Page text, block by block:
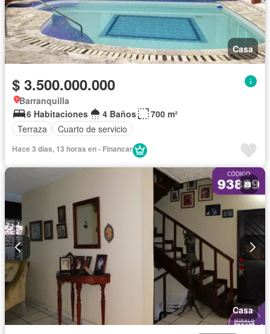
Casa
$ 3.500.000.000
Barranquilla
6 Habitaciones
4 Baños
700 m²
Terraza
Cuarto de servicio
Hace 3 días, 13 horas en - Financar
Casa